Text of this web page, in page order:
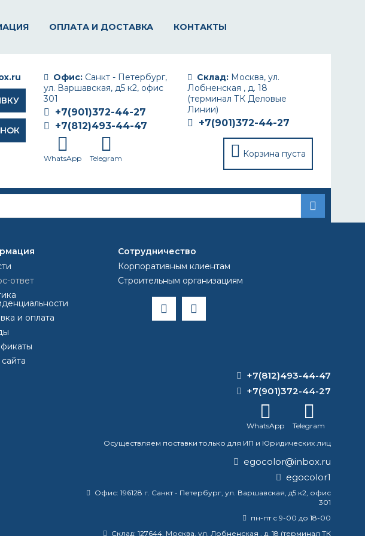
ОПЛАТА И ДОСТАВКА КОНТАКТЫ
Склад: Москва, ул.
Лобненская , д. 18
(терминал ТК Деловые
Линии)
+7(901)372-44-27
Корзина пуста
Офис: Санкт - Петербург,
ул. Варшавская, д5 к2, офис
301
+7(901)372-44-27
+7(812)493-44-47
WhatsApp Telegram
ТЕМПЕРАТУРЕ?
в морозы до 500, в жару до 55-600.
ответ
и оплата
Сотрудничество
Корпоративным клиентам
Строительным организациям
+7(812)493-44-47
+7(901)372-44-27
WhatsApp
Telegram
Осуществляем поставки только для ИП и Юридических лиц
egocolor@inbox.ru
egocolor1
Офис: 196128 г. Санкт - Петербург, ул. Варшавская, д5 к2, офис
301
пн-пт с 9-00 до 18-00
Склад: 127644, Москва, ул. Лобненская , д. 18 (терминал ТК